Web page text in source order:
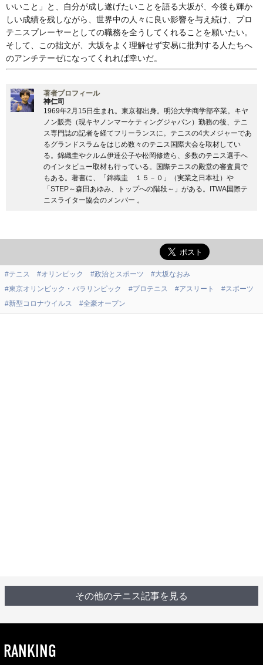
いいこと」と、自分が成し遂げたいことを語る大坂が、今後も輝か
しい成績を残しながら、世界中の人々に良い影響を与え続け、プロ
テニスプレーヤーとしての職務を全うしてくれることを願いたい。
そして、この拙文が、大坂をよく理解せず安易に批判する人たちへ
のアンチテーゼになってくれれば幸いだ。
著者プロフィール
神仁司
1969年2月15日生まれ。東京都出身。明治大学商学部卒業。キヤ
ノン販売（現キヤノンマーケティングジャパン）勤務の後、テニ
ス専門誌の記者を経てフリーランスに。テニスの4大メジャーであ
るグランドスラムをはじめ数々のテニス国際大会を取材してい
る。錦織圭やクルム伊達公子や松岡修造ら、多数のテニス選手へ
のインタビュー取材も行っている。国際テニスの殿堂の審査員で
もある。著書に、「錦織圭 １５－０」（実業之日本社）や
「STEP～森田あゆみ、トップへの階段～」がある。ITWA国際テ
ニスライター協会のメンバー 。
#テニス #オリンピック #政治とスポーツ
#大坂なおみ
#東京オリンピック・パラリンピック
#プロテニス #アスリート
#スポーツ
#新型コロナウイルス
#全豪オープン
その他のテニス記事を見る
RANKING